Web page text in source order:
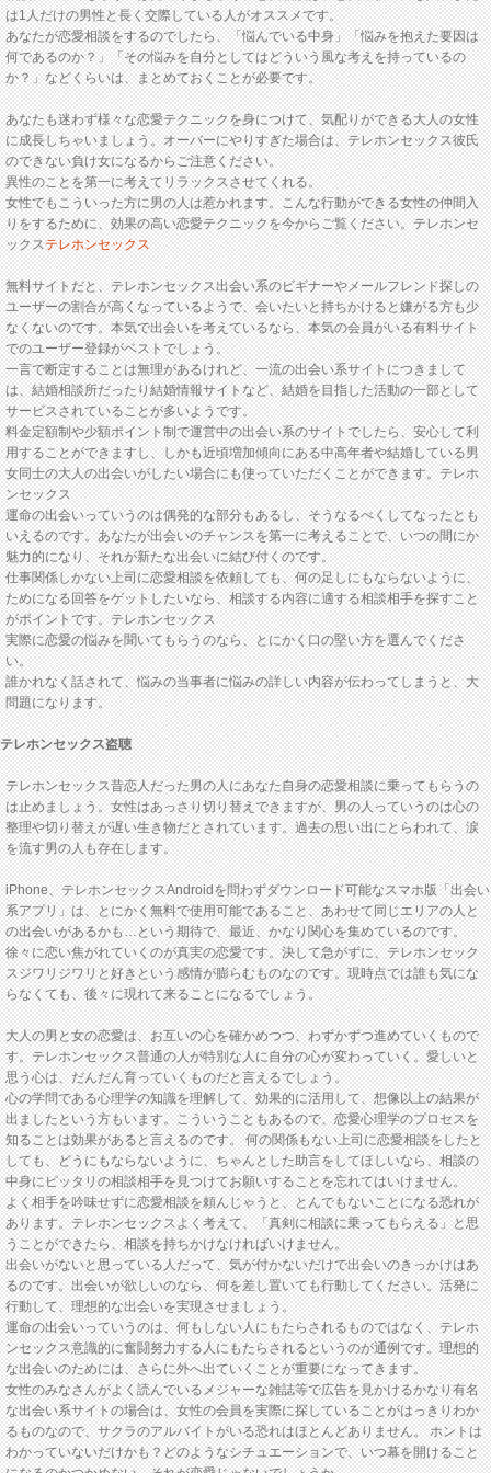
は1人だけの男性と長く交際している人がオススメです。
あなたが恋愛相談をするのでしたら、「悩んでいる中身」「悩みを抱えた要因は
何であるのか？」「その悩みを自分としてはどういう風な考えを持っているの
か？」などくらいは、まとめておくことが必要です。
あなたも迷わず様々な恋愛テクニックを身につけて、気配りができる大人の女性
に成長しちゃいましょう。オーバーにやりすぎた場合は、テレホンセックス彼氏
のできない負け女になるからご注意ください。
異性のことを第一に考えてリラックスさせてくれる。
女性でもこういった方に男の人は惹かれます。こんな行動ができる女性の仲間入
りをするために、効果の高い恋愛テクニックを今からご覧ください。テレホンセ
ックステレホンセックス
無料サイトだと、テレホンセックス出会い系のビギナーやメールフレンド探しの
ユーザーの割合が高くなっているようで、会いたいと持ちかけると嫌がる方も少
なくないのです。本気で出会いを考えているなら、本気の会員がいる有料サイト
でのユーザー登録がベストでしょう。
一言で断定することは無理があるけれど、一流の出会い系サイトにつきまして
は、結婚相談所だったり結婚情報サイトなど、結婚を目指した活動の一部として
サービスされていることが多いようです。
料金定額制や少額ポイント制で運営中の出会い系のサイトでしたら、安心して利
用することができますし、しかも近頃増加傾向にある中高年者や結婚している男
女同士の大人の出会いがしたい場合にも使っていただくことができます。テレホ
ンセックス
運命の出会いっていうのは偶発的な部分もあるし、そうなるべくしてなったとも
いえるのです。あなたが出会いのチャンスを第一に考えることで、いつの間にか
魅力的になり、それが新たな出会いに結び付くのです。
仕事関係しかない上司に恋愛相談を依頼しても、何の足しにもならないように、
ためになる回答をゲットしたいなら、相談する内容に適する相談相手を探すこと
がポイントです。テレホンセックス
実際に恋愛の悩みを聞いてもらうのなら、とにかく口の堅い方を選んでくださ
い。
誰かれなく話されて、悩みの当事者に悩みの詳しい内容が伝わってしまうと、大
問題になります。
テレホンセックス盗聴
テレホンセックス昔恋人だった男の人にあなた自身の恋愛相談に乗ってもらうの
は止めましょう。女性はあっさり切り替えできますが、男の人っていうのは心の
整理や切り替えが遅い生き物だとされています。過去の思い出にとらわれて、涙
を流す男の人も存在します。
iPhone、テレホンセックスAndroidを問わずダウンロード可能なスマホ版「出会い
系アプリ」は、とにかく無料で使用可能であること、あわせて同じエリアの人と
の出会いがあるかも…という期待で、最近、かなり関心を集めているのです。
徐々に恋い焦がれていくのが真実の恋愛です。決して急がずに、テレホンセック
スジワリジワリと好きという感情が膨らむものなのです。現時点では誰も気にな
らなくても、後々に現れて来ることになるでしょう。
大人の男と女の恋愛は、お互いの心を確かめつつ、わずかずつ進めていくもので
す。テレホンセックス普通の人が特別な人に自分の心が変わっていく。愛しいと
思う心は、だんだん育っていくものだと言えるでしょう。
心の学問である心理学の知識を理解して、効果的に活用して、想像以上の結果が
出ましたという方もいます。こういうこともあるので、恋愛心理学のプロセスを
知ることは効果があると言えるのです。 何の関係もない上司に恋愛相談をしたと
しても、どうにもならないように、ちゃんとした助言をしてほしいなら、相談の
中身にピッタリの相談相手を見つけてお願いすることを忘れてはいけません。
よく相手を吟味せずに恋愛相談を頼んじゃうと、とんでもないことになる恐れが
あります。テレホンセックスよく考えて、「真剣に相談に乗ってもらえる」と思
うことができたら、相談を持ちかけなければいけません。
出会いがないと思っている人だって、気が付かないだけで出会いのきっかけはあ
るのです。出会いが欲しいのなら、何を差し置いても行動してください。活発に
行動して、理想的な出会いを実現させましょう。
運命の出会いっていうのは、何もしない人にもたらされるものではなく、テレホ
ンセックス意識的に奮闘努力する人にもたらされるというのが通例です。理想的
な出会いのためには、さらに外へ出ていくことが重要になってきます。
女性のみなさんがよく読んでいるメジャーな雑誌等で広告を見かけるかなり有名
な出会い系サイトの場合は、女性の会員を実際に探していることがはっきりわか
るものなので、サクラのアルバイトがいる恐れはほとんどありません。 ホントは
わかっていないだけかも？どのようなシチュエーションで、いつ幕を開けること